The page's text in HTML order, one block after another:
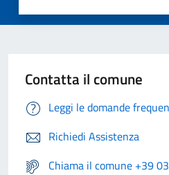
Contatta il comune
Leggi le domande
Richiedi Assistenza
Chiama il comune +39